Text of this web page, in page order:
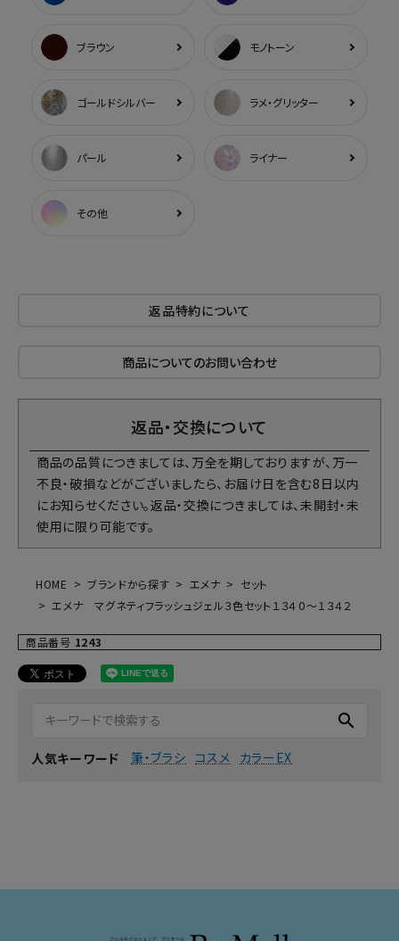
ブラウン モノトーン
ゴールドシルバー ラメ・グリッター
パール ライナー
その他
返品特約について
商品についてのお問い合わせ
返品・交換について
商品の品質につきましては、万全を期しておりますが、万一
不良・破損などがございましたら、お届け日を含む8日以内
にお知らせください。返品・交換につきましては、未開封・未
使用に限り可能です。
HOME ブランドから探す エメナ
セット
エメナ マグネティフラッシュジェル３色セット１３４０～１３４２
商品番号 1243
search
人気キーワード 筆・ブラシ コスメ カラーEX